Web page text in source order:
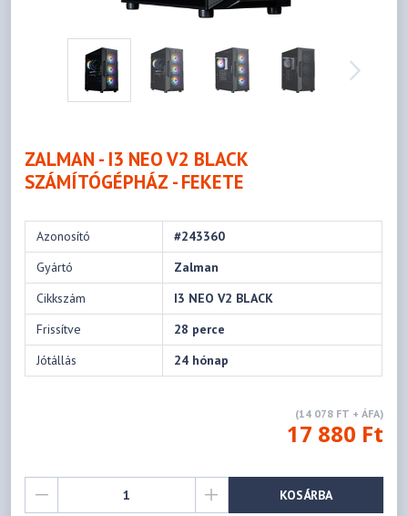
ZALMAN - I3 NEO V2 BLACK
SZÁMÍTÓGÉPHÁZ - FEKETE
Azonosító
#243360
Gyártó
Zalman
Cikkszám
I3 NEO V2 BLACK
Frissítve
28 perce
Jótállás
24 hónap
(14 078 FT + ÁFA)
17 880 Ft
KOSÁRBA